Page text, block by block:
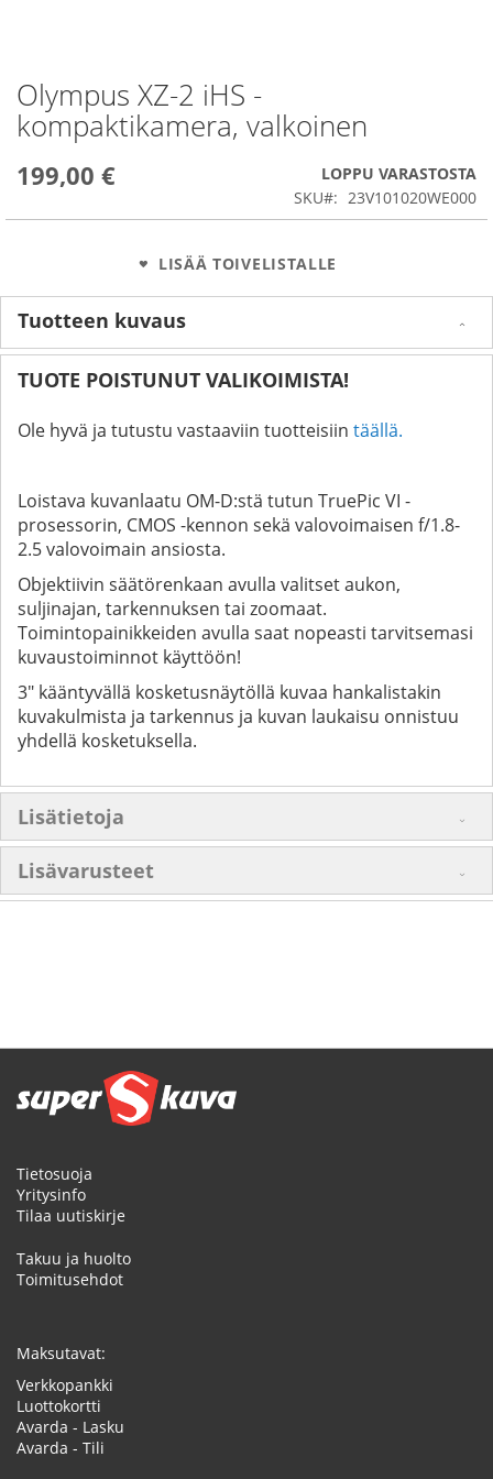
Olympus XZ-2 iHS -
kompaktikamera, valkoinen
199,00 €
LOPPU VARASTOSTA
SKU
23V101020WE000
LISÄÄ TOIVELISTALLE
Skip
to
the
of
Tuotteen kuvaus
TUOTE POISTUNUT VALIKOIMISTA!
Ole hyvä ja tutustu vastaaviin tuotteisiin täällä.
Loistava kuvanlaatu OM-D:stä tutun TruePic VI -
prosessorin, CMOS -kennon sekä valovoimaisen f/1.8-
2.5 valovoimain ansiosta.
Objektiivin säätörenkaan avulla valitset aukon,
suljinajan, tarkennuksen tai zoomaat.
Toimintopainikkeiden avulla saat nopeasti tarvitsemasi
kuvaustoiminnot käyttöön!
3" kääntyvällä kosketusnäytöllä kuvaa hankalistakin
kuvakulmista ja tarkennus ja kuvan laukaisu onnistuu
yhdellä kosketuksella.
Lisätietoja
Lisävarusteet
Tietosuoja
Yritysinfo
Tilaa uutiskirje
Takuu ja huolto
Toimitusehdot
Maksutavat:
Verkkopankki
Luottokortti
Avarda - Lasku
Avarda - Tili